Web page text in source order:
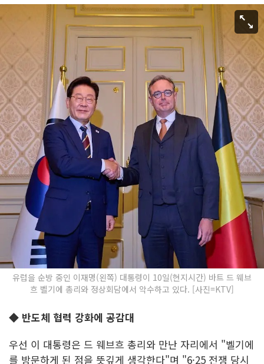
유럽을 순방 중인 이재명(왼쪽) 대통령이 10일(현지시간) 바트 드 웨브
흐 벨기에 총리와 정상회담에서 악수하고 있다. [사진=KTV]
◆ 반도체 협력 강화에 공감대
우선 이 대통령은 드 웨브흐 총리와 만난 자리에서 "벨기에
를 방문하게 된 점을 뜻깊게 생각한다"며 "6·25 전쟁 당시